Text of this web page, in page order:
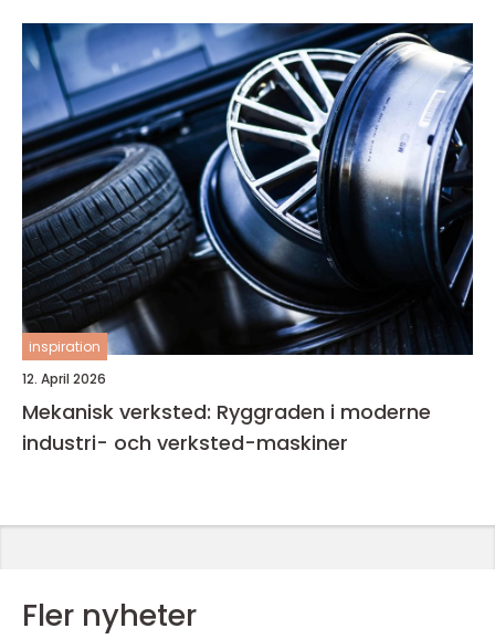
inspiration
12. April 2026
Mekanisk verksted: Ryggraden i moderne
industri- och verksted-maskiner
Fler nyheter